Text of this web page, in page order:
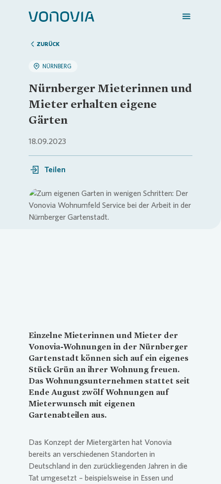
Zuhause finden
Mein Zuhause
Meine Stadt
Login
ZURÜCK
NÜRNBERG
Nürnberger Mieterinnen und
Mieter erhalten eigene
Gärten
18.09.2023
Teilen
Loading...
Einzelne Mieterinnen und Mieter der
Vonovia-Wohnungen in der Nürnberger
Gartenstadt können sich auf ein eigenes
Stück Grün an ihrer Wohnung freuen.
Das Wohnungsunternehmen stattet seit
Ende August zwölf Wohnungen auf
Mieterwunsch mit eigenen
Gartenabteilen aus.
Das Konzept der Mietergärten hat Vonovia
bereits an verschiedenen Standorten in
Deutschland in den zurückliegenden Jahren in die
Tat umgesetzt – beispielsweise in Essen und